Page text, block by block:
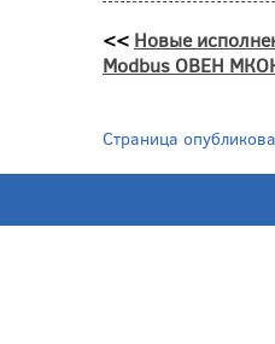
<< Новые
Modbus ОВЕН
Страница